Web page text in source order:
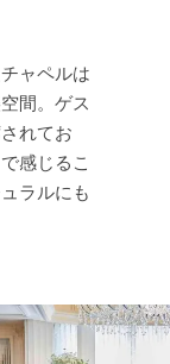
ャペルは
間。ゲス
れてお
感じるこ
ラルにも